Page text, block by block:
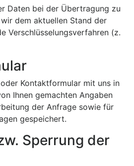
Daten bei der Übertragung zu
dem aktuellen Stand der
Verschlüsselungsverfahren (z.
Kontaktformular mit uns in
Ihnen gemachten Angaben
der Anfrage sowie für
gespeichert.
Sperrung der